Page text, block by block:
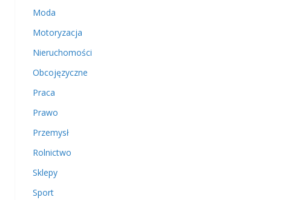
Moda
Motoryzacja
Nieruchomości
Obcojęzyczne
Praca
Prawo
Przemysł
Rolnictwo
Sklepy
Sport